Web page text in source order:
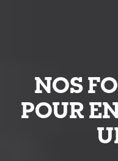
NOS
POUR